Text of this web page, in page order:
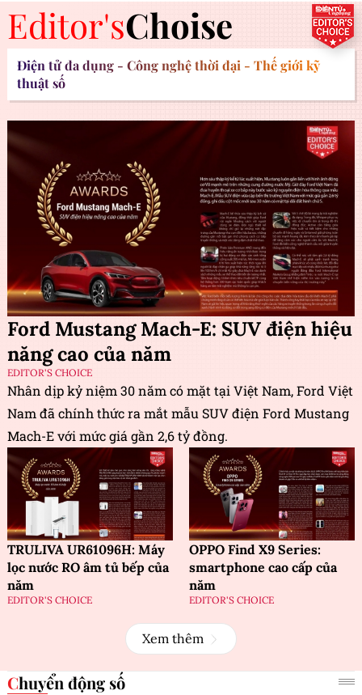
Editor'sChoise
Điện tử đa dụng - Công nghệ thời đại - Thế giới kỹ
thuật số
Ford Mustang Mach-E: SUV điện hiệu
năng cao của năm
EDITOR'S CHOICE
Nhân dịp kỷ niệm 30 năm có mặt tại Việt Nam, Ford Việt
Nam đã chính thức ra mắt mẫu SUV điện Ford Mustang
Mach-E với mức giá gần 2,6 tỷ đồng.
TRULIVA UR61096H: Máy
lọc nước RO âm tủ bếp của
năm
EDITOR'S CHOICE
OPPO Find X9 Series:
smartphone cao cấp của
năm
EDITOR'S CHOICE
Xem thêm
Chuyển động số